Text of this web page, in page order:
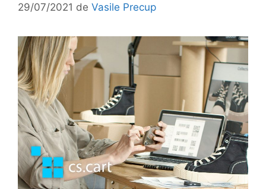
29/07/2021 de Vasile Precup